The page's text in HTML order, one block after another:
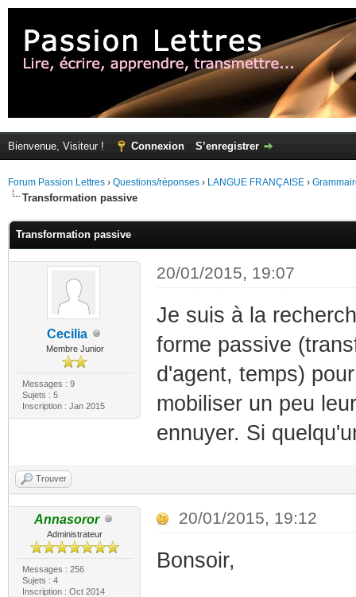
Bienvenue, Visiteur ! Connexion S’enregistrer
Forum Passion Lettres › Questions/réponses › LANGUE FRANÇAISE ›
Transformation passive
Transformation passive
Cecilia
Membre Junior
Messages : 9
Sujets : 5
Inscription : Jan 2015
20/01/2015, 19:07
Je suis à la
forme passive
d'agent, temps)
mobiliser un peu
ennuyer. Si
Trouver
Annasoror
Administrateur
Messages : 256
Sujets : 4
Inscription : Oct 2014
20/01/2015, 19:12
Bonsoir,